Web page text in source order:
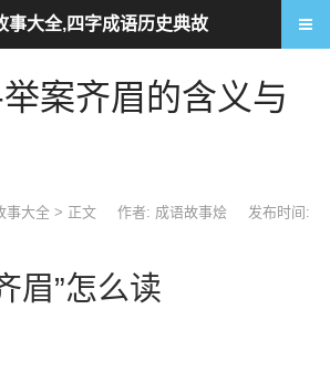
案齐眉的含义与
事大全 > 正文 作者: 成语故事烩
发布时间:
眉”怎么读
事大全,四字成语历史典故